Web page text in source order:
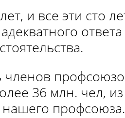
и все эти сто
членов
36 млн. чел,
профсоюза.